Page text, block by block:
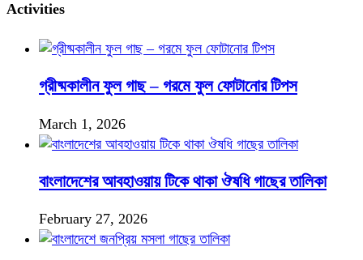
Activities
গ্রীষ্মকালীন ফুল গাছ – গরমে ফুল ফোটানোর টিপস
March 1, 2026
বাংলাদেশের আবহাওয়ায় টিকে থাকা ঔষধি গাছের তালিকা
February 27, 2026